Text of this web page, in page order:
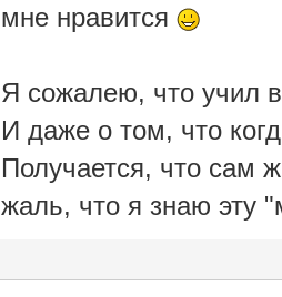
мне нравится
Я сожалею, что учил
И даже о том, что
Получается, что сам
жаль, что я знаю эту